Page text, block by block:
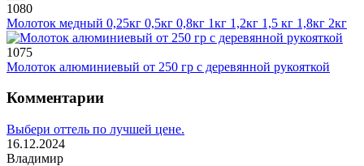
1080
Молоток медный 0,25кг 0,5кг 0,8кг 1кг 1,2кг 1,5 кг 1,8кг 2кг
1075
Молоток алюминиевый от 250 гр с деревянной рукояткой
Комментарии
Выбери оттель по лучшей цене.
16.12.2024
Владимир